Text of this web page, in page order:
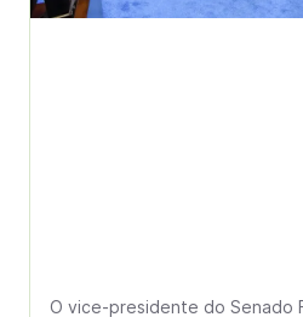
O vice-presidente do Senado